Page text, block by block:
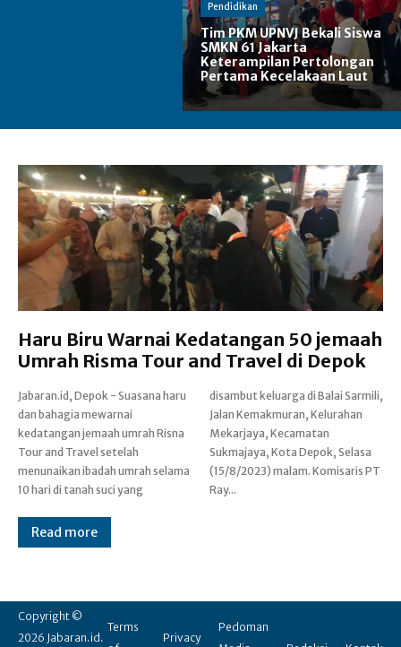
Pendidikan
Tim PKM UPNVJ Bekali Siswa
SMKN 61 Jakarta
Keterampilan Pertolongan
Pertama Kecelakaan Laut
Haru Biru Warnai Kedatangan 50 jemaah
Umrah Risma Tour and Travel di Depok
Jabaran.id, Depok - Suasana haru
dan bahagia mewarnai
kedatangan jemaah umrah Risna
Tour and Travel setelah
menunaikan ibadah umrah selama
10 hari di tanah suci yang
disambut keluarga di Balai Sarmili,
Jalan Kemakmuran, Kelurahan
Mekarjaya, Kecamatan
Sukmajaya, Kota Depok, Selasa
(15/8/2023) malam. Komisaris PT
Ray...
Read more
Copyright ©
2026 Jabaran.id.
Terms
Privacy
Pedoman